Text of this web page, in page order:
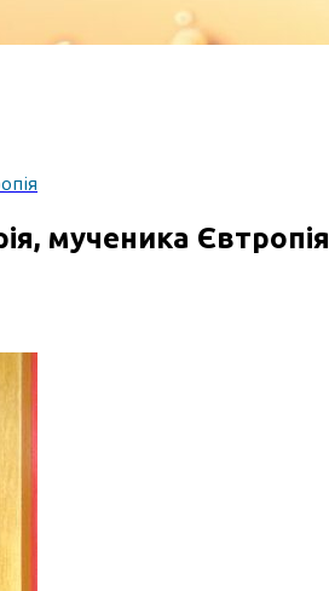
мученика Євтропія